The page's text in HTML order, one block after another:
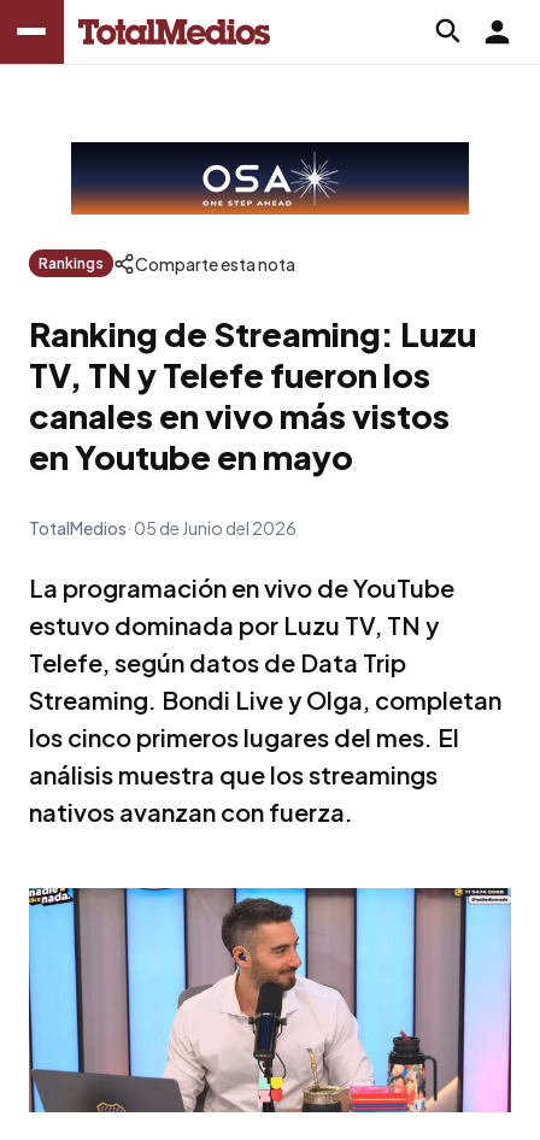
Rankings Comparte esta nota
Ranking de Streaming: Luzu
TV, TN y Telefe fueron los
canales en vivo más vistos
en Youtube en mayo
TotalMedios 05 de Junio del 2026
La programación en vivo de YouTube
estuvo dominada por Luzu TV, TN y
Telefe, según datos de Data Trip
Streaming. Bondi Live y Olga, completan
los cinco primeros lugares del mes. El
análisis muestra que los streamings
nativos avanzan con fuerza.